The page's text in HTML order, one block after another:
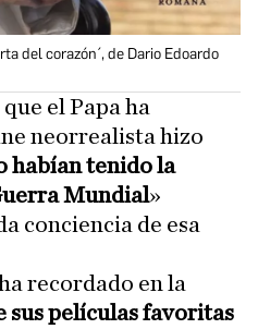
del corazón´, de Dario Edoardo
el Papa ha
neorrealista hizo
habían tenido la
Mundial»
conciencia de esa
recordado en la
sus películas favoritas